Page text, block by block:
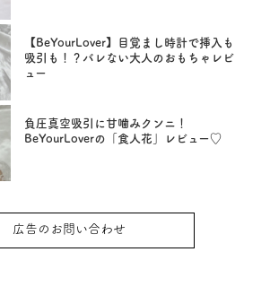
【BeYourLover】目覚まし時計で挿入も
吸引も！？バレない大人のおもちゃレビ
ュー
負圧真空吸引に甘噛みクンニ！
BeYourLoverの「食人花」レビュー♡
広告のお問い合わせ